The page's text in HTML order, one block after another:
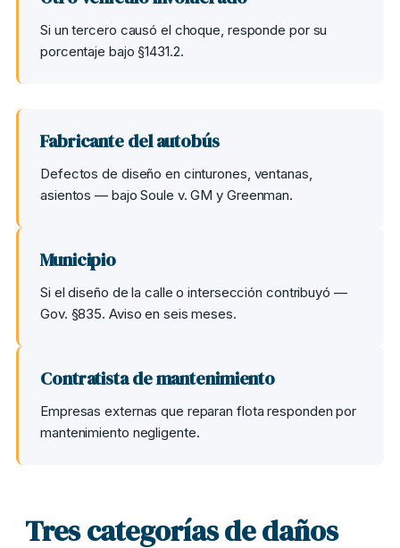
Si un tercero causó el choque, responde por su
porcentaje bajo §1431.2.
Fabricante del autobús
Defectos de diseño en cinturones, ventanas,
asientos — bajo Soule v. GM y Greenman.
Municipio
Si el diseño de la calle o intersección contribuyó —
Gov. §835. Aviso en seis meses.
Contratista de mantenimiento
Empresas externas que reparan flota responden por
mantenimiento negligente.
Tres categorías de daños